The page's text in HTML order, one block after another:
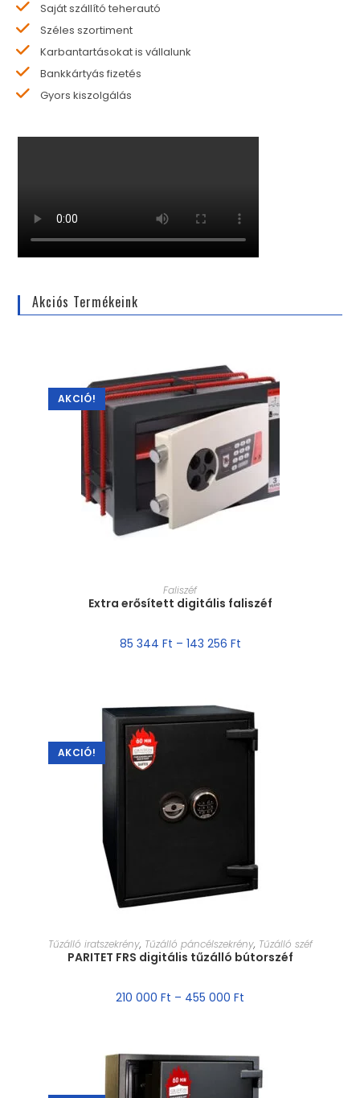
Saját szállító teherautó
Széles szortiment
Karbantartásokat is vállalunk
Bankkártyás fizetés
Gyors kiszolgálás
Akciós Termékeink
AKCIÓ!
MÉRET VÁLASZTÁSA
Faliszéf
Extra erősített digitális faliszéf
85 344 Ft – 143 256 Ft
AKCIÓ!
MÉRET VÁLASZTÁSA
Tűzálló iratszekrény, Tűzálló páncélszekrény, Tűzálló széf
PARITET FRS digitális tűzálló bútorszéf
210 000 Ft – 455 000 Ft